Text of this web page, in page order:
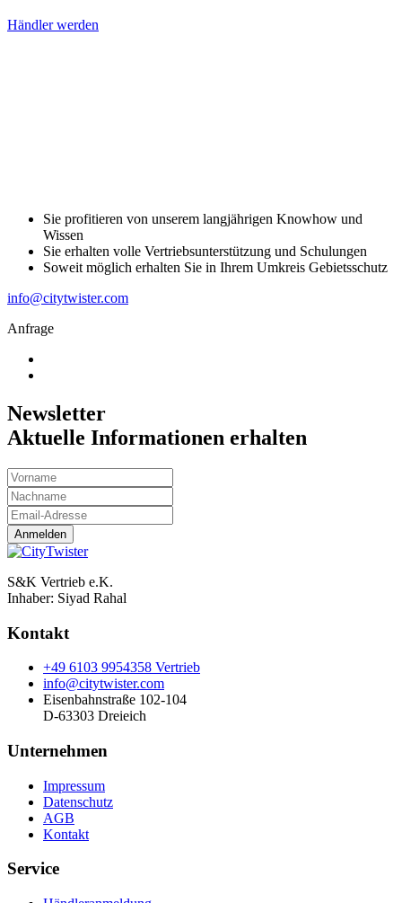
Händler werden
Sie profitieren von unserem langjährigen Knowhow und
Wissen
Sie erhalten volle Vertriebsunterstützung und Schulungen
Soweit möglich erhalten Sie in Ihrem Umkreis Gebietsschutz
info@citytwister.com
Anfrage
Newsletter
Aktuelle Informationen erhalten
Anmelden
S&K Vertrieb e.K.
Inhaber: Siyad Rahal
Kontakt
+49 6103 9954358 Vertrieb
info@citytwister.com
Eisenbahnstraße 102-104
D-63303 Dreieich
Unternehmen
Impressum
Datenschutz
AGB
Kontakt
Service